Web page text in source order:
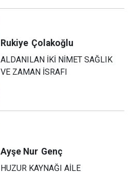
Rukiye Çolakoğlu
ALDANILAN İKİ NİMET SAĞLIK
VE ZAMAN İSRAFI
Ayşe Nur Genç
HUZUR KAYNAĞI AİLE